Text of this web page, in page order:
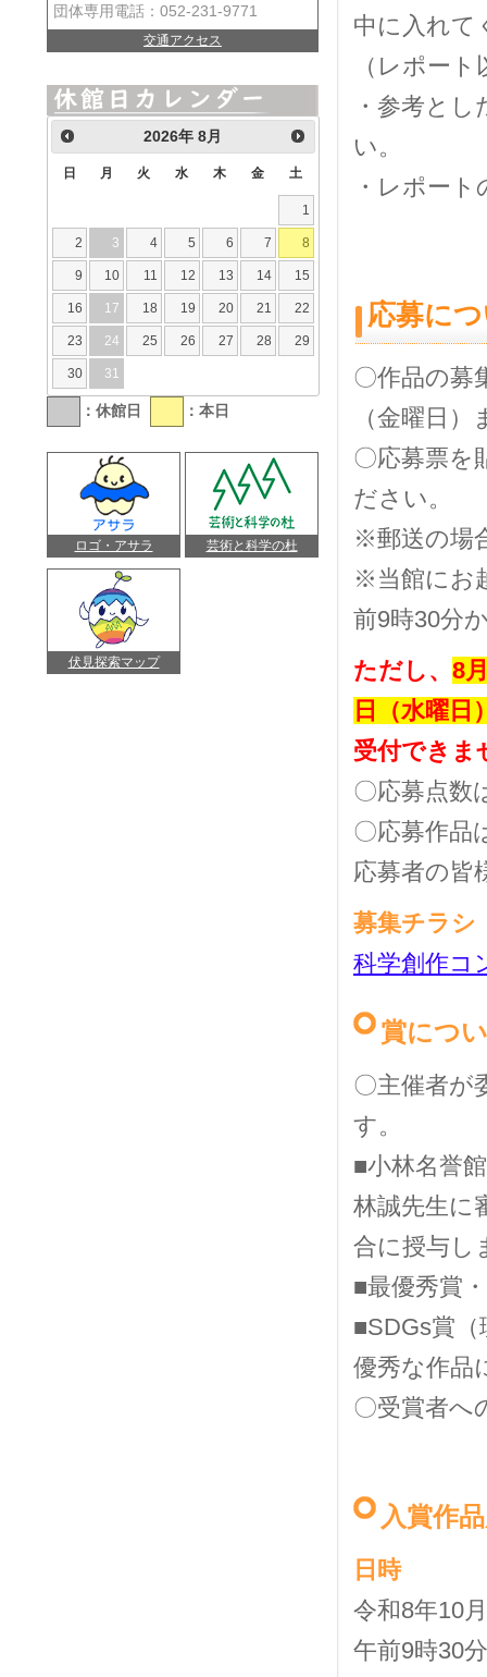
中に入れて
（レポー
・参考と
い。
・レポー
応募に
〇作品の募
（金曜日）
〇応募票を
ださい。
※郵送の場
※当館にお
前9時30分
ただし、 8
日（水曜日
受付できま
〇応募点数
〇応募作品
応募者の皆
募集チラシ
科学創作コ
賞につ
〇主催者が
す。
■小林名誉
林誠先生に
合に授与し
■最優秀賞
■SDGs賞
優秀な作品
〇受賞者へ
入賞作
日時
令和8年10
午前9時30
団体専用電話：052-231-9771
交通アクセス
2026年8月
日 月 火 水 木 金 土
1
2 3 4 5 6 7 8
9 10 11 12 13 14 15
16 17 18 19 20 21 22
23 24 25 26 27 28 29
30 31
：休館日 ：本日
ロゴ・アサラ 芸術と科学の杜
伏見探索マップ